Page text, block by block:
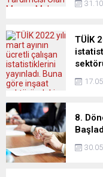
TÜİK
8.